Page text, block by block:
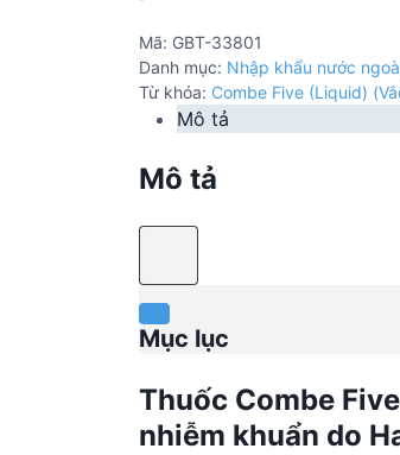
Mã: GBT-33801
Danh mục: Nhập khẩu nước
Từ khóa: Combe Five (Liquid)
Mô tả
Mô tả
Mục lục
Thuốc Combe
nhiễm khuẩn do